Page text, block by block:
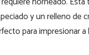
y un relleno de
para impresionar